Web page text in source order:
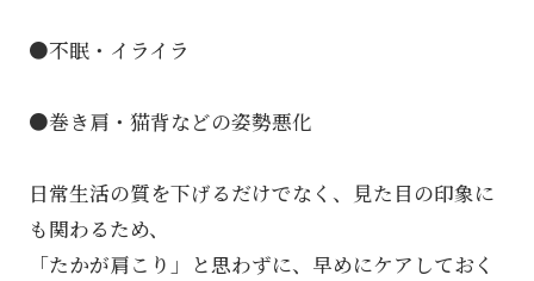
●不眠・イライラ
●巻き肩・猫背などの姿勢悪化
日常生活の質を下げるだけでなく、見た目の印象に
も関わるため、
「たかが肩こり」と思わずに、早めにケアしておく